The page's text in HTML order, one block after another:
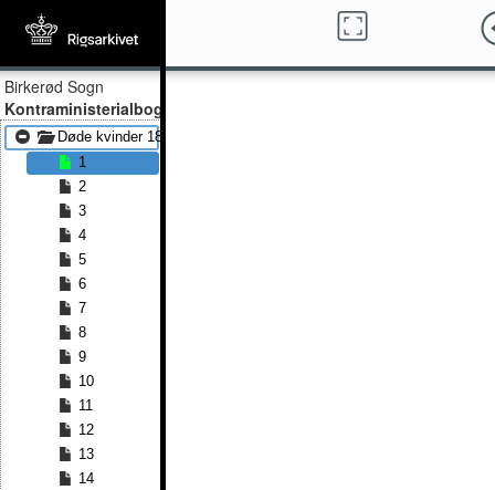
Birkerød Sogn
Kontraministerialbog
Døde kvinder 1853 - Døde kvinder 1862
1
2
3
4
5
6
7
8
9
10
11
12
13
14